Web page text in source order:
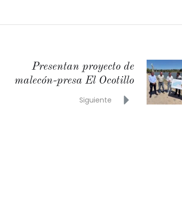
Presentan proyecto de
malecón-presa El Ocotillo
Siguiente